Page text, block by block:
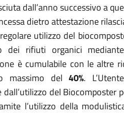
dall’anno successivo a
dietro attestazione
utilizzo del
dei rifiuti organici
è cumulabile con le altre
massimo del40%.
del Biocomposter
l’utilizzo della